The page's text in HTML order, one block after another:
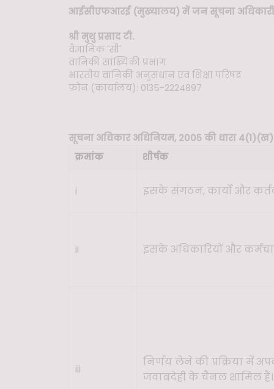
आईसीएफआरई (मुख्यालय) में जन सूचना अधिकारी
श्री मुथु प्रसाद टी.
वैज्ञानिक 'सी'
वानिकी सांख्यिकी प्रभाग
भारतीय वानिकी अनुसंधान एवं शिक्षा परिषद
फ़ोन (कार्यालय): 0135-2224897
सूचना अधिकार अधिनियम, 2005 की धारा
क्रमांक
शीर्षक
i इसके संगठन, कार्यों और
ii इसके अधिकारियों और
iii
निर्णय लेने की प्रक्रिया में
जवाबदेही के चैनल शामिल हैं।